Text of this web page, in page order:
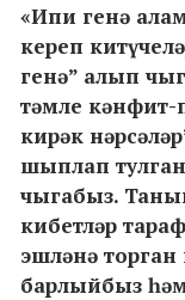
«Ипи генә
кереп
генә” алып
тәмле кәнфит-
кирәк
шыплап
чыгабыз.
кибетләр
эшләнә
барлыйбыз